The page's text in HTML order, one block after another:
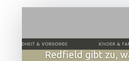
Redfield gibt zu,